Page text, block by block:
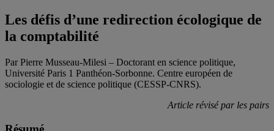
Les défis d’une redirection écologique de
la comptabilité
Par Pierre Musseau-Milesi – Doctorant en science politique,
Université Paris 1 Panthéon-Sorbonne. Centre européen de
sociologie et de science politique (CESSP-CNRS).
Article révisé par les pairs